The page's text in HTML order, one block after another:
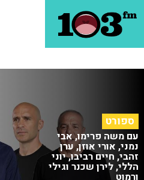
ספורט
עם משה פרימו, אבי
נמני, אורי אוזן, ערן
זהבי, חיים רביבו, יוני
הללי, לירן שכנר וגילי
ורמוט